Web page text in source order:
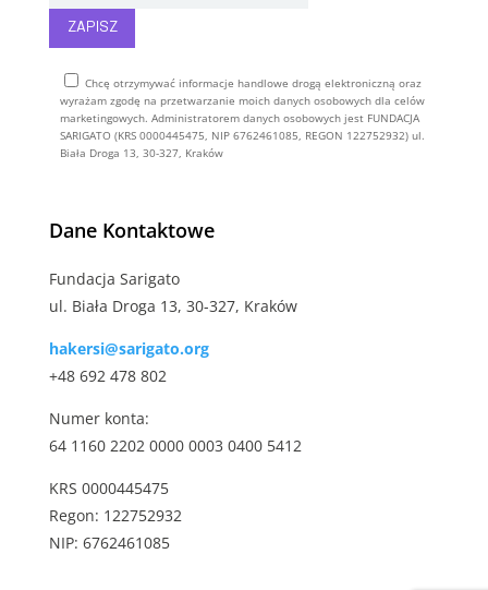
Chcę otrzymywać informacje handlowe drogą elektroniczną oraz
wyrażam zgodę na przetwarzanie moich danych osobowych dla celów
marketingowych. Administratorem danych osobowych jest FUNDACJA
SARIGATO (KRS 0000445475, NIP 6762461085, REGON 122752932) ul.
Biała Droga 13, 30-327, Kraków
Dane Kontaktowe
Fundacja Sarigato
ul. Biała Droga 13, 30-327, Kraków
hakersi@sarigato.org
+48 692 478 802
Numer konta:
64 1160 2202 0000 0003 0400 5412
KRS 0000445475
Regon: 122752932
NIP: 6762461085